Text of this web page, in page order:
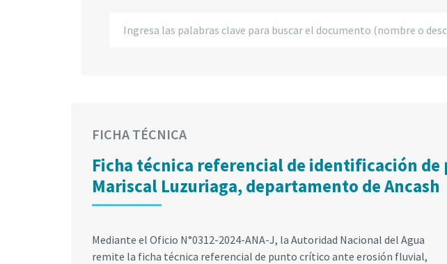
FICHA TÉCNICA
Ficha técnica referencial de identificación
Mariscal Luzuriaga, departamento de Ancash
Mediante el Oficio N°0312-2024-ANA-J, la Autoridad Nacional del Agua
remite la ficha técnica referencial de punto crítico ante erosión fluvial,